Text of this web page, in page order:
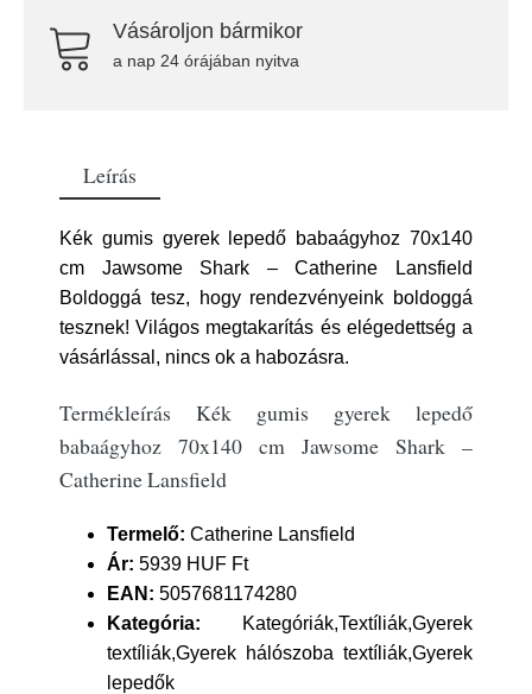
Vásároljon bármikor
a nap 24 órájában nyitva
Leírás
Kék gumis gyerek lepedő babaágyhoz 70x140
cm Jawsome Shark – Catherine Lansfield
Boldoggá tesz, hogy rendezvényeink boldoggá
tesznek! Világos megtakarítás és elégedettség a
vásárlással, nincs ok a habozásra.
Termékleírás Kék gumis gyerek lepedő
babaágyhoz 70x140 cm Jawsome Shark –
Catherine Lansfield
Termelő: Catherine Lansfield
Ár: 5939 HUF Ft
EAN: 5057681174280
Kategória: Kategóriák,Textíliák,Gyerek
textíliák,Gyerek hálószoba textíliák,Gyerek
lepedők